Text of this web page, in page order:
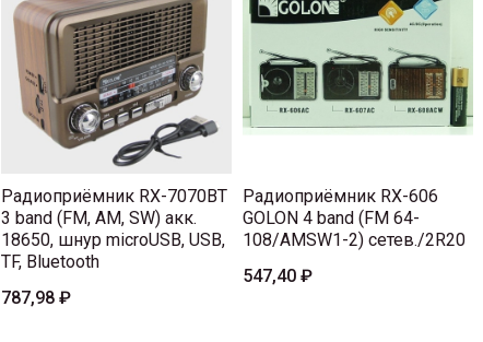
Радиоприёмник RX-7070BT
3 band (FM, AM, SW) акк.
18650, шнур microUSB, USB,
TF, Bluetooth
787,98 ₽
Радиоприёмник RX-606
GOLON 4 band (FM 64-
108/AMSW1-2) сетев./2R20
547,40 ₽